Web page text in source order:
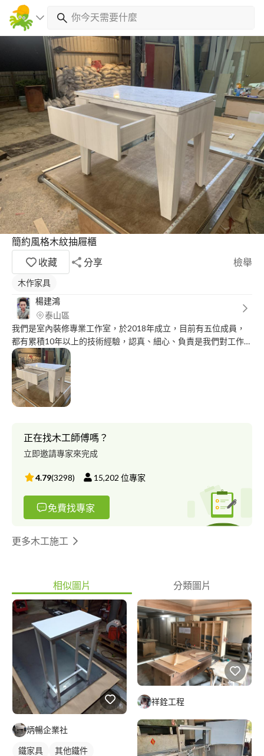
簡約風格木紋抽屜櫃
收藏
分享 檢舉
木作家具
楊建鴻
泰山區
我們是室內裝修專業工作室，於2018年成立，目前有五位成員，
都有累積10年以上的技術經驗，認真、細心、負責是我們對工作的
態度，期待有榮幸為您服務！
正在找木工師傅嗎？
立即邀請專家來完成
4.79(3298) 15,202 位專家
免費找專家
更多木工施工
相似圖片 分類圖片
炳暢企業社
鐵家具 其他鐵件
祥銓工程